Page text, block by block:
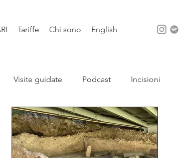
Tariffe Chi sono English
Visite guidate Podcast Incisioni
Video Natura Libri App